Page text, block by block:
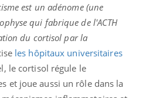
est un adénome (une
qui fabrique de l'ACTH
du cortisol par la
les hôpitaux universitaires
le cortisol régule le
et joue aussi un rôle dans la